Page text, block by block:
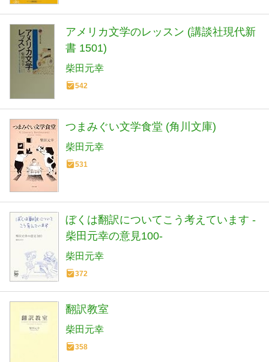
アメリカ文学のレッスン (講談社現代新
書 1501)
柴田元幸
542
つまみぐい文学食堂 (角川文庫)
柴田元幸
531
ぼくは翻訳についてこう考えています -
柴田元幸の意見100-
柴田元幸
372
翻訳教室
柴田元幸
358